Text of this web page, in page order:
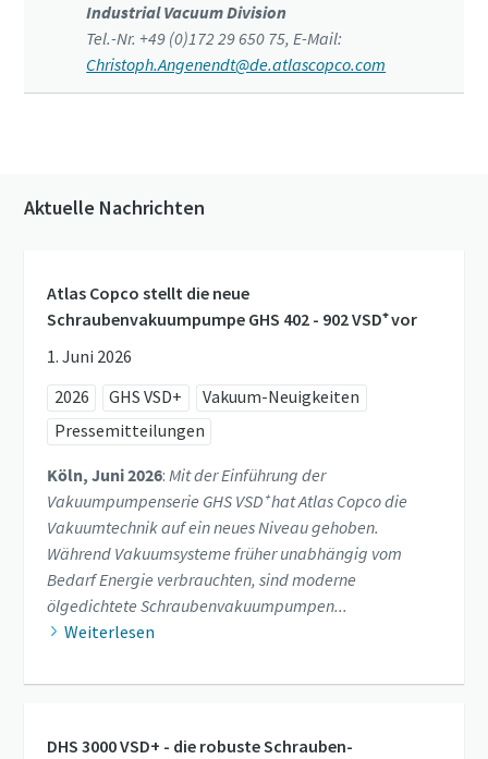
Industrial Vacuum Division
Tel.-Nr. +49 (0)172 29 650 75, E-Mail:
Christoph.Angenendt@de.atlascopco.com
Aktuelle Nachrichten
Atlas Copco stellt die neue
Schraubenvakuumpumpe GHS 402 - 902 VSD⁺ vor
1. Juni 2026
2026
GHS VSD+
Vakuum-Neuigkeiten
Pressemitteilungen
Köln, Juni 2026: Mit der Einführung der
Vakuumpumpenserie GHS VSD⁺ hat Atlas Copco die
Vakuumtechnik auf ein neues Niveau gehoben.
Während Vakuumsysteme früher unabhängig vom
Bedarf Energie verbrauchten, sind moderne
ölgedichtete Schraubenvakuumpumpen...
Weiterlesen
DHS 3000 VSD+ - die robuste Schrauben-